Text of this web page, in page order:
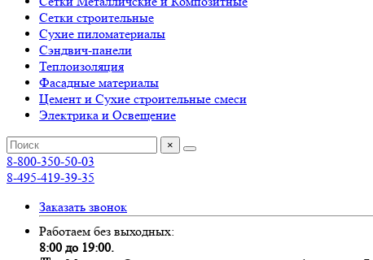
Сетки строительные
Сухие пиломатериалы
Сэндвич-панели
Теплоизоляция
Фасадные материалы
Цемент и Сухие строительные смеси
Электрика и Освещение
×
8-800-350-50-03
8-495-419-39-35
Заказать звонок
Работаем без выходных:
8:00 до 19:00.